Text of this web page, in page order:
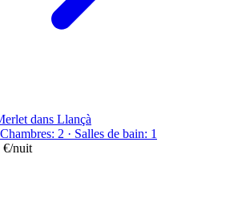
dans Llançà
2 · Salles de bain: 1
€/nuit